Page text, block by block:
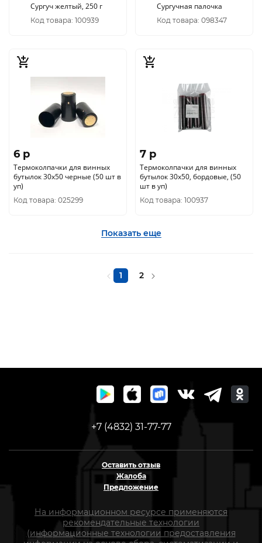
Сургуч желтый, 250 г
Код товара: 100939
Сургучная палочка
Код товара: 098347
6 p
Термоколпачки для винных
бутылок 30x50 черные (50 шт в
уп)
Код товара: 025299
7 p
Термоколпачки для винных
бутылок 30x50, бордовые, (50
шт в уп)
Код товара: 100937
Показать еще
1 2
+7 (4832) 31-77-77
Оставить отзыв
Жалоба
Предложение
На информационном ресурсе применяются
рекомендательные технологии
(информационные технологии предоставления